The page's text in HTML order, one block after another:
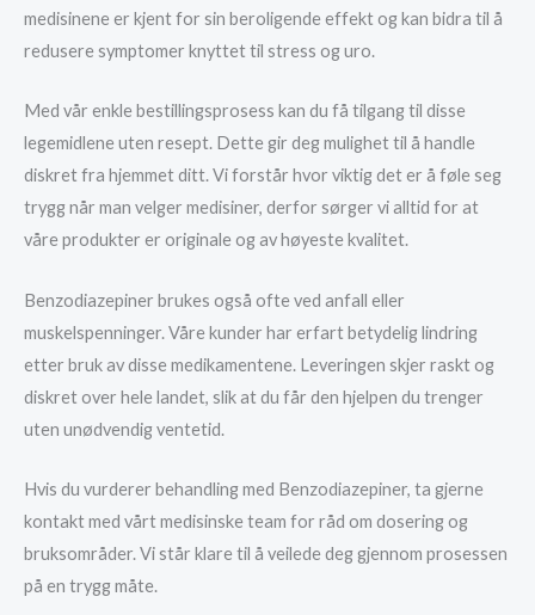
medisinene er kjent for sin beroligende effekt og kan bidra til å
redusere symptomer knyttet til stress og uro.
Med vår enkle bestillingsprosess kan du få tilgang til disse
legemidlene uten resept. Dette gir deg mulighet til å handle
diskret fra hjemmet ditt. Vi forstår hvor viktig det er å føle seg
trygg når man velger medisiner, derfor sørger vi alltid for at
våre produkter er originale og av høyeste kvalitet.
Benzodiazepiner brukes også ofte ved anfall eller
muskelspenninger. Våre kunder har erfart betydelig lindring
etter bruk av disse medikamentene. Leveringen skjer raskt og
diskret over hele landet, slik at du får den hjelpen du trenger
uten unødvendig ventetid.
Hvis du vurderer behandling med Benzodiazepiner, ta gjerne
kontakt med vårt medisinske team for råd om dosering og
bruksområder. Vi står klare til å veilede deg gjennom prosessen
på en trygg måte.